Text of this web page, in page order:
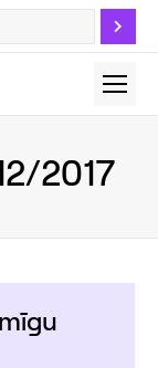
2017